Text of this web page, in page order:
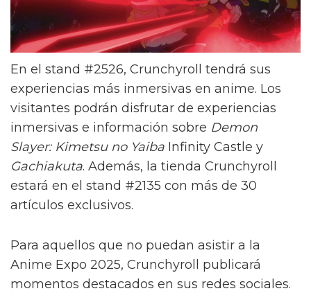
En el stand #2526, Crunchyroll tendrá sus
experiencias más inmersivas en anime. Los
visitantes podrán disfrutar de experiencias
inmersivas e información sobre Demon
Slayer: Kimetsu no Yaiba Infinity Castle y
Gachiakuta. Además, la tienda Crunchyroll
estará en el stand #2135 con más de 30
artículos exclusivos.
Para aquellos que no puedan asistir a la
Anime Expo 2025, Crunchyroll publicará
momentos destacados en sus redes sociales.